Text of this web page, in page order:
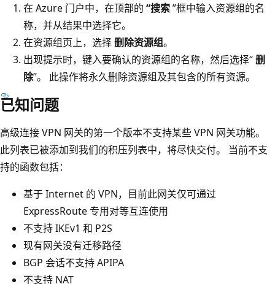
在 Azure 门户中，在顶部的 “搜索”框中输入资源组的名
称，并从结果中选择它。
在资源组页上，选择删除资源组。
出现提示时，键入要确认的资源组的名称，然后选择“删
除”。 此操作将永久删除资源组及其包含的所有资源。
已知问题
高级连接 VPN 网关的第一个版本不支持某些 VPN 网关功能。
此列表已被添加到我们的积压列表中，将尽快交付。 当前不支
持的函数包括：
基于 Internet 的 VPN，目前此网关仅可通过
ExpressRoute 专用对等互连使用
不支持 IKEv1 和 P2S
现有网关没有迁移路径
BGP 会话不支持 APIPA
不支持 NAT